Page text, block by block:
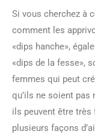
Si vous cherchez à
comment les
«dips hanche»,
«dips de la fesse»,
femmes qui peut
qu’ils ne soient pas
ils peuvent être
plusieurs façons